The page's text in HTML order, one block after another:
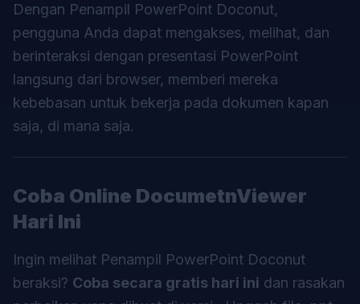
Dengan Penampil PowerPoint Doconut,
pengguna Anda dapat mengakses, melihat, dan
berinteraksi dengan presentasi PowerPoint
langsung dari browser, memberi mereka
kebebasan untuk bekerja pada dokumen kapan
saja, di mana saja.
Coba Online DocumetnViewer
Hari Ini
Ingin melihat Penampil PowerPoint Doconut
beraksi? Coba secara gratis hari ini dan rasakan